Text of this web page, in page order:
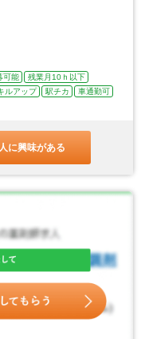
可能
残業月10ｈ以下
ルアップ 駅チカ
車通勤可
に興味がある